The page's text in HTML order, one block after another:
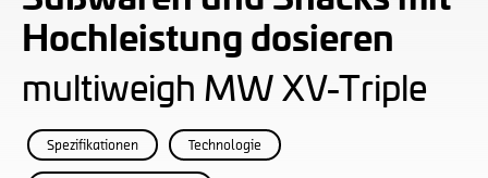
Hochleistung dosieren
multiweigh MW XV-Triple
Spezifikationen Technologie